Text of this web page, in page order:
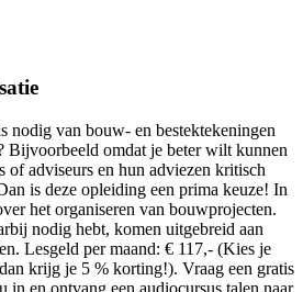
nodig van bouw- en bestektekeningen
Bijvoorbeeld omdat je beter wilt kunnen
of adviseurs en hun adviezen kritisch
is deze opleiding een prima keuze! In
het organiseren van bouwprojecten.
nodig hebt, komen uitgebreid aan
Lesgeld per maand: € 117,- (Kies je
krijg je 5 % korting!). Vraag een gratis
in en ontvang een audiocursus talen naar